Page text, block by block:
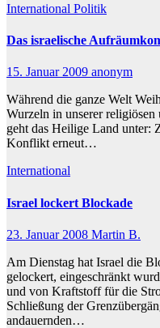
International Politik
Das israelische
15. Januar 2009 anonym
Während die ganze Welt
Wurzeln in unserer
geht das Heilige Land unter:
Konflikt erneut…
International
Israel lockert Blockade
23. Januar 2008 Martin B.
Am Dienstag hat Israel die
gelockert, eingeschränkt
und von Kraftstoff für die
Schließung der
andauernden…